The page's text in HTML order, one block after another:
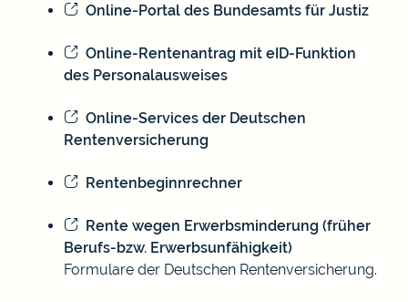
Online-Portal des Bundesamts für Justiz
Online-Rentenantrag mit eID-Funktion
des Personalausweises
Online-Services der Deutschen
Rentenversicherung
Rentenbeginnrechner
Rente wegen Erwerbsminderung (früher
Berufs-bzw. Erwerbsunfähigkeit)
Formulare der Deutschen Rentenversicherung.